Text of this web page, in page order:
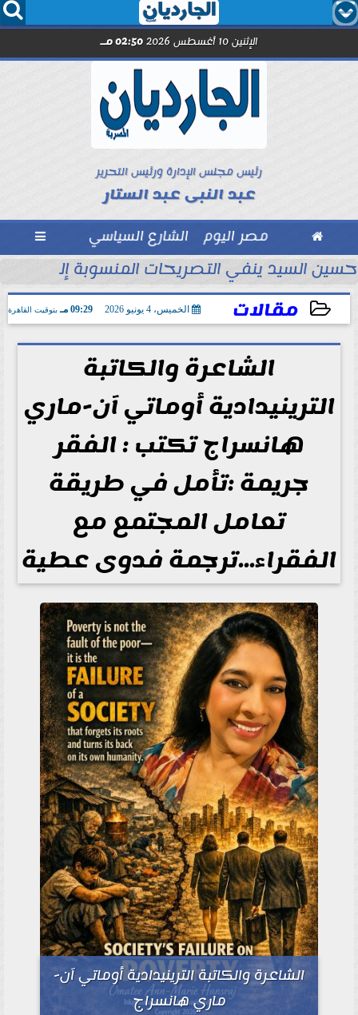
  
الإثنين 10 أغسطس 2026 02:50 مـ
رئيس مجلس الإدارة ورئيس التحرير
عبد النبى عبد الستار
 مصر اليوم الشارع السياسي 
حسين السيد ينفي التصريحات المنسوبة إليه..
مقالات الخميس، 4 يونيو 2026 09:29 مـ بتوقيت القاهرة
2026-06-04 21:29:38
الشاعرة والكاتبة
الترينيدادية أوماتي آن-ماري
هانسراج تكتب : الفقر
جريمة :تأمل في طريقة
تعامل المجتمع مع
الفقراء...ترجمة فدوى عطية
الشاعرة والكاتبة الترينيدادية أوماتي آن-
ماري هانسراج